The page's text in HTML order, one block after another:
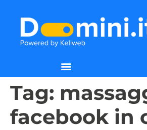
Tag:
facebook in